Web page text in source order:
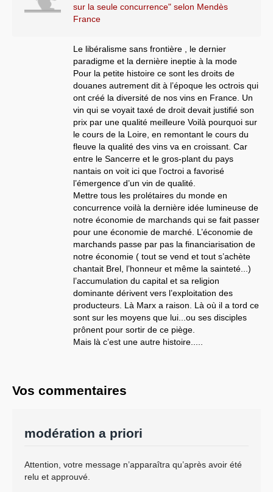
sur la seule concurrence" selon Mendès
France
Le libéralisme sans frontière , le dernier
paradigme et la dernière ineptie à la mode
Pour la petite histoire ce sont les droits de
douanes autrement dit à l’époque les octrois qui
ont créé la diversité de nos vins en France. Un
vin qui se voyait taxé de droit devait justifié son
prix par une qualité meilleure Voilà pourquoi sur
le cours de la Loire, en remontant le cours du
fleuve la qualité des vins va en croissant. Car
entre le Sancerre et le gros-plant du pays
nantais on voit ici que l’octroi a favorisé
l’émergence d’un vin de qualité.
Mettre tous les prolétaires du monde en
concurrence voilà la dernière idée lumineuse de
notre économie de marchands qui se fait passer
pour une économie de marché. L’économie de
marchands passe par pas la financiarisation de
notre économie ( tout se vend et tout s’achète
chantait Brel, l’honneur et même la sainteté...)
l’accumulation du capital et sa religion
dominante dérivent vers l’exploitation des
producteurs. Là Marx a raison. Là où il a tord ce
sont sur les moyens que lui...ou ses disciples
prônent pour sortir de ce piège.
Mais là c’est une autre histoire.....
Vos commentaires
modération a priori
Attention, votre message n’apparaîtra qu’après avoir été
relu et approuvé.